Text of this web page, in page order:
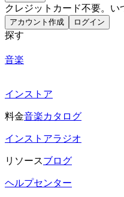
クレジットカード不要。い
アカウント作成 ログイン
探す
音楽
インストア
料金音楽カタログ
インストアラジオ
リソースブログ
ヘルプセンター